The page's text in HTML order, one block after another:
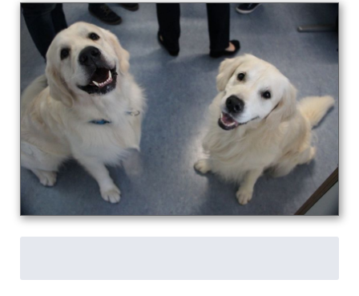
Besuch:
Die
5d
wollte
es
genau
wissen!